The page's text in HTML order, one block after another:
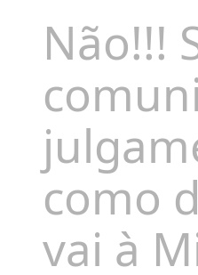
Não!!!
como
vai à